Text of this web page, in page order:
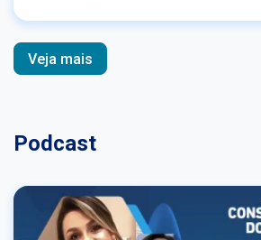
Veja mais
Podcast